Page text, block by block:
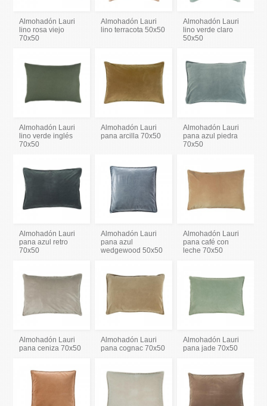
Almohadón Lauri
lino rosa viejo
70x50
Almohadón Lauri
lino terracota 50x50
Almohadón Lauri
lino verde claro
50x50
Almohadón Lauri
lino verde inglés
70x50
Almohadón Lauri
pana arcilla 70x50
Almohadón Lauri
pana azul piedra
70x50
Almohadón Lauri
pana azul retro
70x50
Almohadón Lauri
pana azul
wedgewood 50x50
Almohadón Lauri
pana café con
leche 70x50
Almohadón Lauri
pana ceniza 70x50
Almohadón Lauri
pana cognac 70x50
Almohadón Lauri
pana jade 70x50